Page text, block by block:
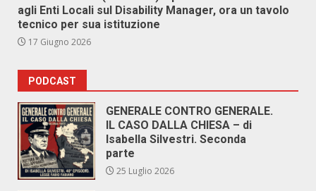
agli Enti Locali sul Disability Manager, ora un tavolo
tecnico per sua istituzione
17 Giugno 2026
PODCAST
GENERALE CONTRO GENERALE.
IL CASO DALLA CHIESA – di
Isabella Silvestri. Seconda
parte
25 Luglio 2026